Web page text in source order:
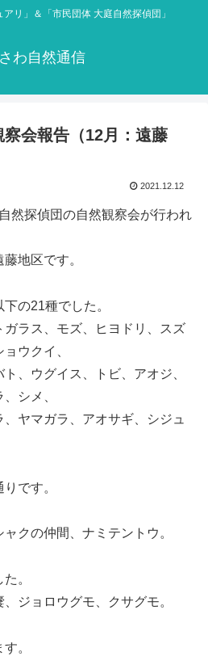
アリ」＆「市民団体 大庭自然探偵団」
わ自然通信
会報告（12月：遠藤
2021.12.12
然探偵団の自然観察会が行われ
地区です。
の21種でした。
ラス、モズ、ヒヨドリ、スズ
ウクイ、
、ウグイス、トビ、アオジ、
シメ、
ヤマガラ、アオサギ、シジュ
です。
クの仲間、ナミテントウ。
。
ジョロウグモ、クサグモ。
。